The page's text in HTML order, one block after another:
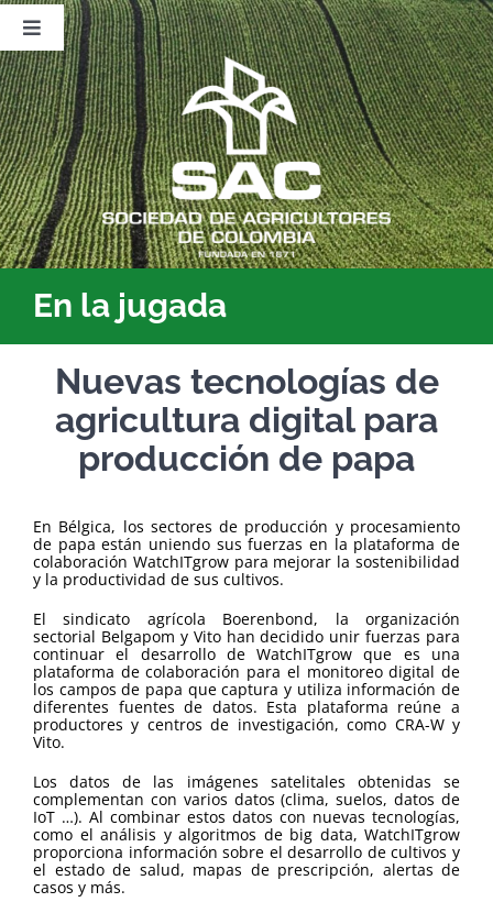
Saltar
contenido
Toggle
Navigation
Nosotros
Publicaciones
Sala de Prensa
Eventos
En la jugada
Nuevas tecnologías de
agricultura digital para
producción de papa
En Bélgica, los sectores de producción y procesamiento
de papa están uniendo sus fuerzas en la plataforma de
colaboración WatchITgrow para mejorar la sostenibilidad
y la productividad de sus cultivos.
El sindicato agrícola Boerenbond, la organización
sectorial Belgapom y Vito han decidido unir fuerzas para
continuar el desarrollo de WatchITgrow que es una
plataforma de colaboración para el monitoreo digital de
los campos de papa que captura y utiliza información de
diferentes fuentes de datos. Esta plataforma reúne a
productores y centros de investigación, como CRA-W y
Vito.
Los datos de las imágenes satelitales obtenidas se
complementan con varios datos (clima, suelos, datos de
IoT …). Al combinar estos datos con nuevas tecnologías,
como el análisis y algoritmos de big data, WatchITgrow
proporciona información sobre el desarrollo de cultivos y
el estado de salud, mapas de prescripción, alertas de
casos y más.